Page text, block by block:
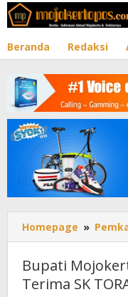
Lewati
ke
Beranda Redaksi
Homepage »
Bupati
Terima SK